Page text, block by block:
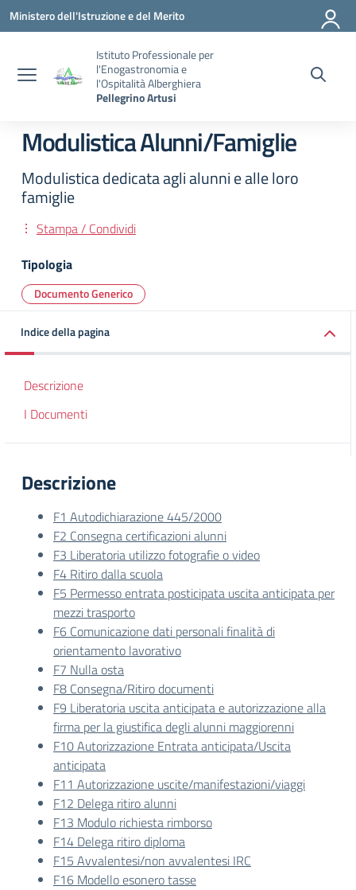
Vai ai contenuti
Vai al menu di navigazione
Vai al footer
Ministero dell'Istruzione e del Merito
Istituto Professionale per
l'Enogastronomia e
l'Ospitalità Alberghiera
Pellegrino Artusi
Modulistica Alunni/Famiglie
Modulistica dedicata agli alunni e alle loro
famiglie
Stampa / Condividi
Tipologia
Documento Generico
Indice della pagina
Descrizione
I Documenti
Descrizione
F1 Autodichiarazione 445/2000
F2 Consegna certificazioni alunni
F3 Liberatoria utilizzo fotografie o video
F4 Ritiro dalla scuola
F5 Permesso entrata posticipata uscita anticipata per
mezzi trasporto
F6 Comunicazione dati personali finalità di
orientamento lavorativo
F7 Nulla osta
F8 Consegna/Ritiro documenti
F9 Liberatoria uscita anticipata e autorizzazione alla
firma per la giustifica degli alunni maggiorenni
F10 Autorizzazione Entrata anticipata/Uscita
anticipata
F11 Autorizzazione uscite/manifestazioni/viaggi
F12 Delega ritiro alunni
F13 Modulo richiesta rimborso
F14 Delega ritiro diploma
F15 Avvalentesi/non avvalentesi IRC
F16 Modello esonero tasse